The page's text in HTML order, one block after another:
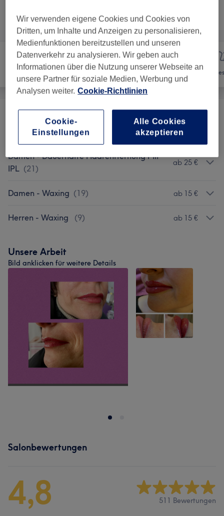
Alle Services
Nägel Haarentfernung
Herren - Dauerhafte Haarentfernung Mit
17)
ab 35 €
Damen - Dauerhafte Haarentfernung Mit
IPL (21)
ab 25 €
Damen - Waxing (19) ab 15 €
Herren - Waxing (9) ab 15 €
Unsere Arbeit
Bild anklicken für weitere Details
Salonbewertungen
4,8 511 Bewertungen
Wir verwenden eigene Cookies und Cookies von
Dritten, um Inhalte und Anzeigen zu personalisieren,
Medienfunktionen bereitzustellen und unseren
Datenverkehr zu analysieren. Wir geben auch
Informationen über die Nutzung unserer Webseite an
unsere Partner für soziale Medien, Werbung und
Analysen weiter. Cookie-Richtlinien
Cookie-
Einstellungen
Alle Cookies
akzeptieren